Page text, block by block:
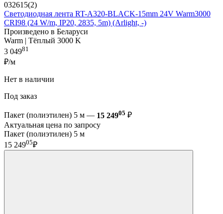
032615(2)
Светодиодная лента RT-A320-BLACK-15mm 24V Warm3000
CRI98 (24 W/m, IP20, 2835, 5m) (Arlight, -)
Произведено в Беларуси
Warm | Тёплый 3000 K
3 04981
₽/м
Нет в наличии
Под заказ
Пакет (полиэтилен) 5 м — 15 24905 ₽
Актуальная цена по запросу
Пакет (полиэтилен) 5 м
15 24905₽